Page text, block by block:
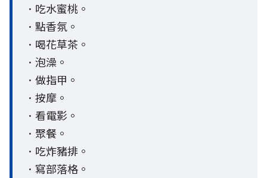
．吃水蜜桃。
．點香氛。
．喝花草茶。
．泡澡。
．做指甲。
．按摩。
．看電影。
．聚餐。
．吃炸豬排。
．寫部落格。